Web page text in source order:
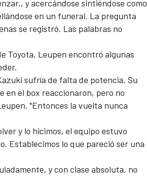
y acercándose sintiéndose como
en un funeral. La pregunta
se registró. Las palabras no
Toyota, Leupen encontró algunas
sufría de falta de potencia. Su
el box reaccionaron, pero no
"Entonces la vuelta nunca
y lo hicimos, el equipo estuvo
Establecimos lo que pareció ser una
y con clase absoluta, no